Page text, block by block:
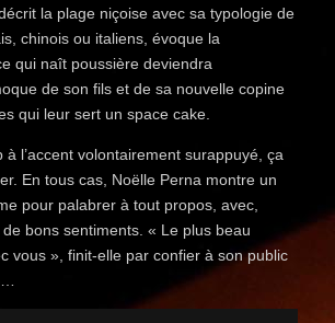
la plage niçoise avec sa typologie de
chinois ou italiens, évoque la
qui naît poussière deviendra
de son fils et de sa nouvelle copine
qui leur sert un space cake.
à l’accent volontairement surappuyé, ça
En tous cas, Noëlle Perna montre un
pour palabrer à tout propos, avec,
bons sentiments. « Le plus beau
vous », finit-elle par confier à son public